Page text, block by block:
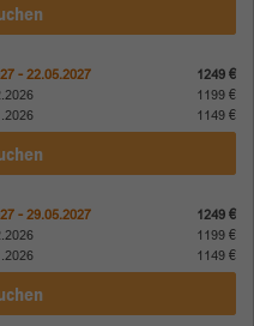
- 22.05.2027
1249 €
1199 €
1149 €
- 29.05.2027
1249 €
1199 €
1149 €